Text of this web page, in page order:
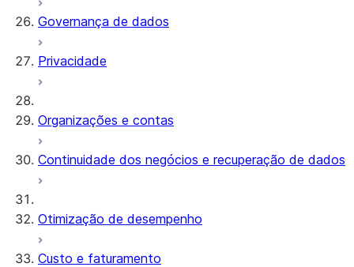
Governança de dados
Privacidade
Organizações e contas
Continuidade dos negócios e recuperação de dados
Otimização de desempenho
Custo e faturamento